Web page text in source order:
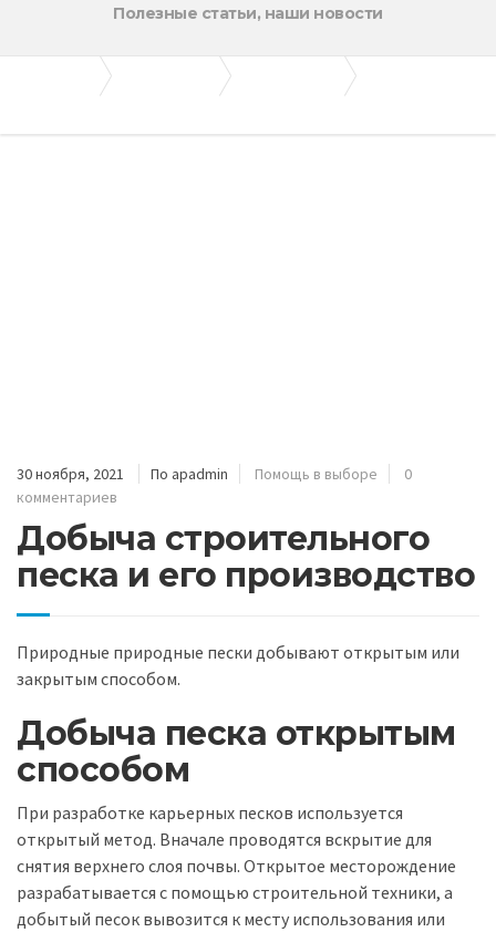
Полезные статьи, наши новости
30 ноября, 2021 По apadmin Помощь в выборе
0
комментариев
Добыча строительного
песка и его производство
Природные природные пески добывают открытым или
закрытым способом.
Добыча песка открытым
способом
При разработке карьерных песков используется
открытый метод. Вначале проводятся вскрытие для
снятия верхнего слоя почвы. Открытое месторождение
разрабатывается с помощью строительной техники, а
добытый песок вывозится к месту использования или